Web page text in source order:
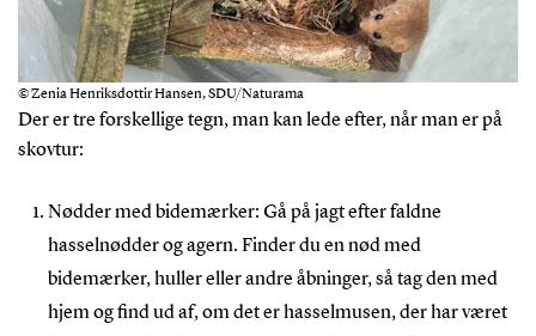
© Zenia Henriksdottir Hansen, SDU/Naturama
Der er tre forskellige tegn, man kan lede efter, når man er på
skovtur:
Nødder med bidemærker: Gå på jagt efter faldne
hasselnødder og agern. Finder du en nød med
bidemærker, huller eller andre åbninger, så tag den med
hjem og find ud af, om det er hasselmusen, der har været